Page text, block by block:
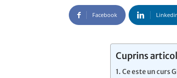
Facebook
Cuprins articol
Ce este un curs